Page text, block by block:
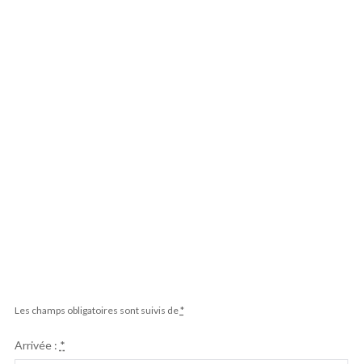
Les champs obligatoires sont suivis de*
Arrivée : *